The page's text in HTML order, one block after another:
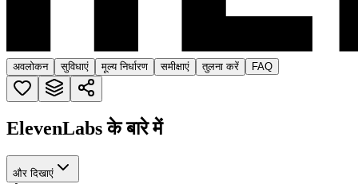
अवलोकन सुविधाएं मूल्य निर्धारण समीक्षाएं तुलना करें FAQ
ElevenLabs के बारे में
और दिखाएं